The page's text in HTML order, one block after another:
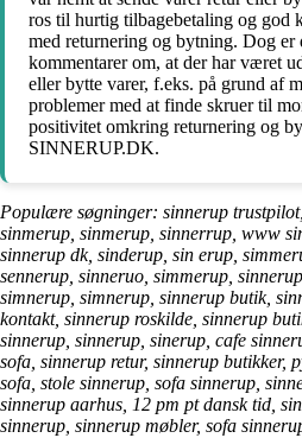
ros til hurtig tilbagebetaling og god
med returnering og bytning. Dog er
kommentarer om, at der har været
eller bytte varer, f.eks. på grund af
problemer med at finde skruer til
positivitet omkring returnering og
SINNERUP.DK.
Populære søgninger: sinnerup
sinmerup, sinmerup, sinnerrup, www
sinnerup dk, sinderup, sin erup,
sennerup, sinneruo, simmerup,
simnerup, simnerup, sinnerup butik,
kontakt, sinnerup roskilde, sinnerup
sinnerup, sinnerup, sinerup, cafe
sofa, sinnerup retur, sinnerup butikker,
sofa, stole sinnerup, sofa sinnerup,
sinnerup aarhus, 12 pm pt dansk tid,
sinnerup, sinnerup møbler, sofa